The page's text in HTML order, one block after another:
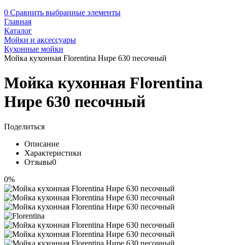
0 Сравнить выбранные элементы
Главная
Каталог
Мойки и аксессуары
Кухонные мойки
Мойка кухонная Florentina Нире 630 песочный
Мойка кухонная Florentina
Нире 630 песочный
Поделиться
Описание
Характеристики
Отзывы0
0%